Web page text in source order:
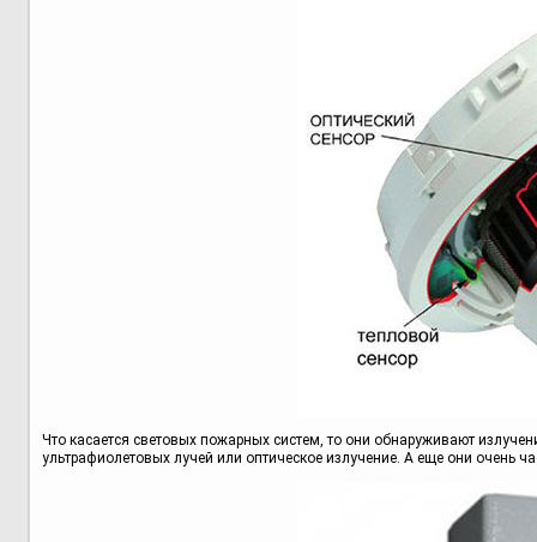
Что касается световых пожарных систем, то они обнаруживают
ультрафиолетовых лучей или оптическое излучение. А еще они очень